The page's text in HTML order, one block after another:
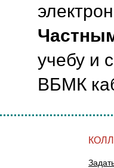
учебу и
ВБМК